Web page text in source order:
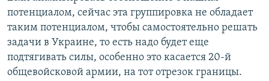
потенциалом, сейчас эта группировка не обладает
таким потенциалом, чтобы самостоятельно решать
задачи в Украине, то есть надо будет еще
подтягивать силы, особенно это касается 20-й
общевойсковой армии, на тот отрезок границы.